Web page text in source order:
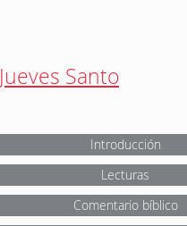
Jueves Santo
Introducción
Lecturas
Comentario bíblico